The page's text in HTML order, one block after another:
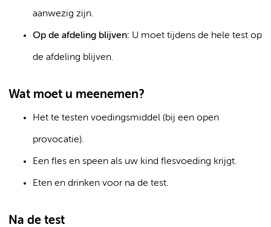
aanwezig zijn.
Op de afdeling blijven: U moet tijdens de hele test op
de afdeling blijven.
Wat moet u meenemen?
Het te testen voedingsmiddel (bij een open
provocatie).
Een fles en speen als uw kind flesvoeding krijgt.
Eten en drinken voor na de test.
Na de test